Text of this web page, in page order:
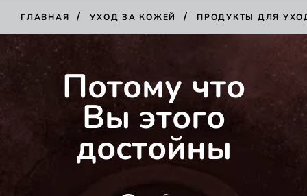
ГЛАВНАЯ / УХОД ЗА КОЖЕЙ / ПРОДУКТЫ ДЛЯ
КУПИТЬ
Потому что
Вы этого
достойны